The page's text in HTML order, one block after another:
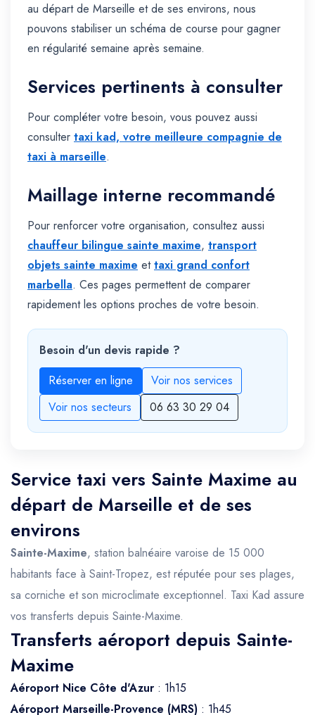
au départ de Marseille et de ses environs, nous
pouvons stabiliser un schéma de course pour gagner
en régularité semaine après semaine.
Services pertinents à consulter
Pour compléter votre besoin, vous pouvez aussi
consulter taxi kad, votre meilleure compagnie de
taxi à marseille.
Maillage interne recommandé
Pour renforcer votre organisation, consultez aussi
chauffeur bilingue sainte maxime, transport
objets sainte maxime ettaxi grand confort
marbella. Ces pages permettent de comparer
rapidement les options proches de votre besoin.
Besoin d'un devis rapide ?
Réserver en ligne
Voir nos services
Voir nos secteurs
06 63 30 29 04
Service taxi vers Sainte Maxime au
départ de Marseille et de ses
environs
Sainte-Maxime, station balnéaire varoise de 15 000
habitants face à Saint-Tropez, est réputée pour ses plages,
sa corniche et son microclimate exceptionnel. Taxi Kad assure
vos transferts depuis Sainte-Maxime.
Transferts aéroport depuis Sainte-
Maxime
Aéroport Nice Côte d'Azur : 1h15
Aéroport Marseille-Provence (MRS) : 1h45